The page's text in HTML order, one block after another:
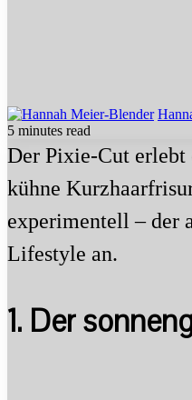
5 minutes read
Der Pixie-Cut erlebt
kühne
experimentell – der
Lifestyle an.
1. Der